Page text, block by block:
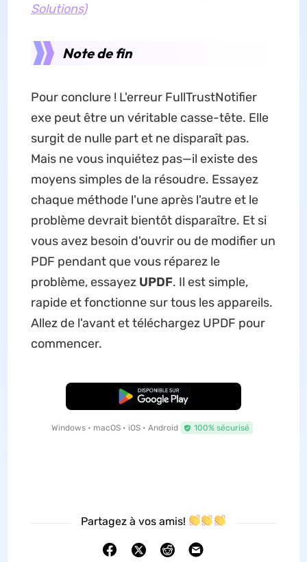
Solutions)
Note de fin
Pour conclure ! L'erreur FullTrustNotifier
exe peut être un véritable casse-tête. Elle
surgit de nulle part et ne disparaît pas.
Mais ne vous inquiétez pas—il existe des
moyens simples de la résoudre. Essayez
chaque méthode l'une après l'autre et le
problème devrait bientôt disparaître. Et si
vous avez besoin d'ouvrir ou de modifier un
PDF pendant que vous réparez le
problème, essayez UPDF. Il est simple,
rapide et fonctionne sur tous les appareils.
Allez de l'avant et téléchargez UPDF pour
commencer.
TÉLÉCHARGER
Windows • macOS • iOS • Android 100% sécurisé
Partagez à vos amis!